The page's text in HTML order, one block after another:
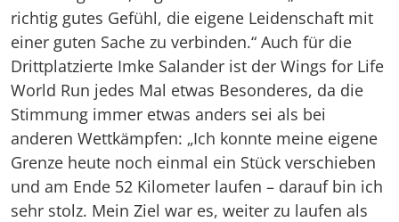
richtig gutes Gefühl, die eigene Leidenschaft mit
einer guten Sache zu verbinden.“ Auch für die
Drittplatzierte Imke Salander ist der Wings for Life
World Run jedes Mal etwas Besonderes, da die
Stimmung immer etwas anders sei als bei
anderen Wettkämpfen: „Ich konnte meine eigene
Grenze heute noch einmal ein Stück verschieben
und am Ende 52 Kilometer laufen – darauf bin ich
sehr stolz. Mein Ziel war es, weiter zu laufen als